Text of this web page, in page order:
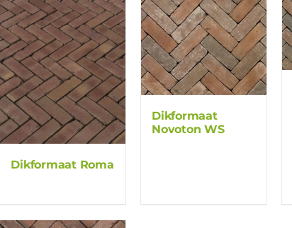
Dikformaat Roma
Dikformaat
Novoton WS